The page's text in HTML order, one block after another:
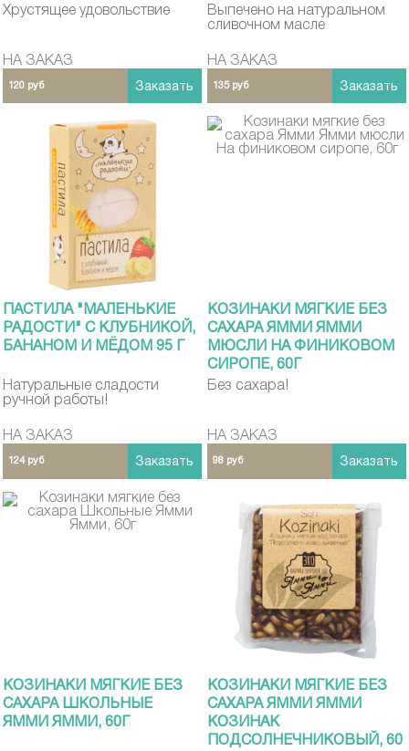
Хрустящее удовольствие
НА ЗАКАЗ
120 руб Заказать
Выпечено на натуральном
сливочном масле
НА ЗАКАЗ
135 руб Заказать
ПАСТИЛА "МАЛЕНЬКИЕ
РАДОСТИ" С КЛУБНИКОЙ,
БАНАНОМ И МЁДОМ 95 Г
Натуральные сладости
ручной работы!
НА ЗАКАЗ
124 руб Заказать
КОЗИНАКИ МЯГКИЕ БЕЗ
САХАРА ЯММИ ЯММИ
МЮСЛИ НА ФИНИКОВОМ
СИРОПЕ, 60Г
Без сахара!
НА ЗАКАЗ
98 руб Заказать
КОЗИНАКИ МЯГКИЕ БЕЗ
САХАРА ШКОЛЬНЫЕ
ЯММИ ЯММИ, 60Г
КОЗИНАКИ МЯГКИЕ БЕЗ
САХАРА ЯММИ ЯММИ
КОЗИНАК
ПОДСОЛНЕЧНИКОВЫЙ, 60